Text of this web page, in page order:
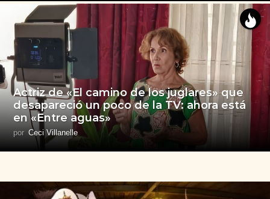
Actriz de «El camino de los juglares» que
desapareció un poco de la TV: ahora está
en «Entre aguas»
por Ceci Villanelle